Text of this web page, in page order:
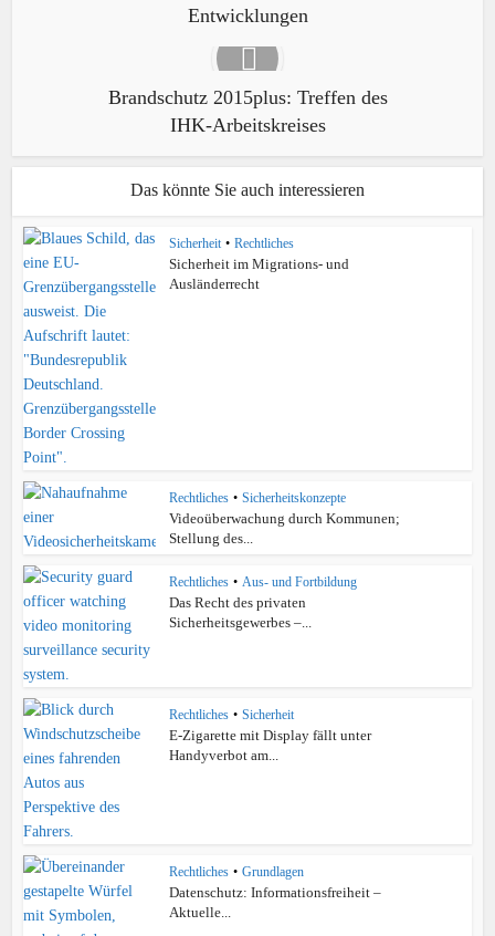
Entwicklungen
Brandschutz 2015plus: Treffen des
IHK-Arbeitskreises
Das könnte Sie auch interessieren
Sicherheit • Rechtliches
Sicherheit im Migrations- und
Ausländerrecht
Rechtliches • Sicherheitskonzepte
Videoüberwachung durch Kommunen;
Stellung des...
Rechtliches • Aus- und Fortbildung
Das Recht des privaten
Sicherheitsgewerbes –...
Rechtliches • Sicherheit
E-Zigarette mit Display fällt unter
Handyverbot am...
Rechtliches • Grundlagen
Datenschutz: Informationsfreiheit –
Aktuelle...